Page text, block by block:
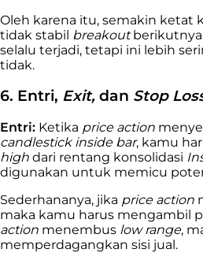
Oleh karena itu, semakin ketat
tidak stabil breakout
selalu terjadi, tetapi ini lebih
tidak.
6. Entri, Exit, dan Stop
Entri: Ketika price action
candlestick inside bar, kamu
high dari rentang konsolidasi
digunakan untuk memicu
Sederhananya, jika price action
maka kamu harus mengambil
action menembus low range,
memperdagangkan sisi jual.